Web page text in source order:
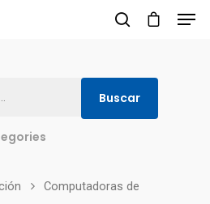
or ESC to close Buscar
Сomputadoras de